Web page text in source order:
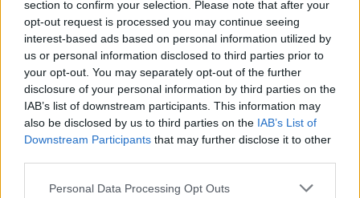
section to confirm your selection. Please note that after your
opt-out request is processed you may continue seeing
interest-based ads based on personal information utilized by
us or personal information disclosed to third parties prior to
your opt-out. You may separately opt-out of the further
disclosure of your personal information by third parties on the
IAB’s list of downstream participants. This information may
also be disclosed by us to third parties on the IAB’s List of
Downstream Participants that may further disclose it to other
Personal Data Processing Opt Outs
Kövesd az e-cars.hu-t a Facebookon is, további
tartalmakért!
›
CÍMKÉK Elektromos autó Hibrid Kína Plug-In Híbrid